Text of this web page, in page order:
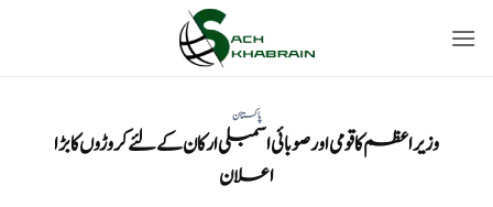
پاکستان
وزیر اعظم کا قومی اور صوبائی اسمبلی ارکان کے لئے کروڑوں کا بڑا
اعلان